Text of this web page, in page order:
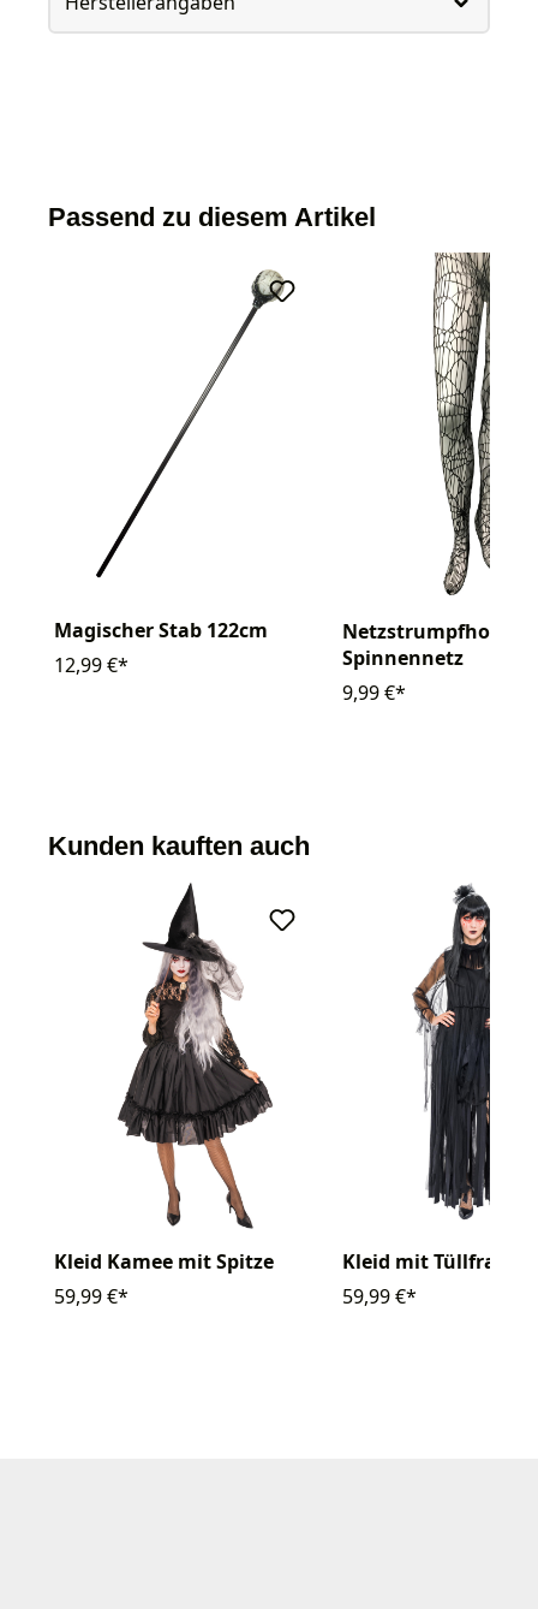
Passend zu diesem Artikel
Magischer Stab 122cm
12,99 €*
Netzstrumpfhose
Spinnennetz
9,99 €*
Kunden kauften auch
Kleid Kamee mit Spitze
59,99 €*
Kleid mit
59,99 €*